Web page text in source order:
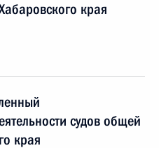
края
судов общей
края